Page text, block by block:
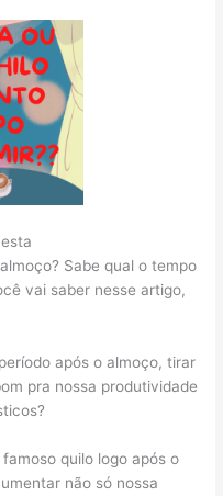
Sabe qual o tempo
vai saber nesse artigo,
após o almoço, tirar
pra nossa produtividade
quilo logo após o
não só nossa